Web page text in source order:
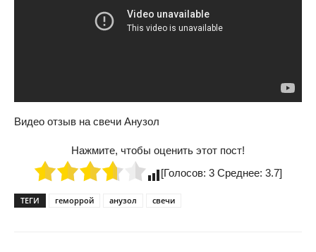
Видео отзыв на свечи Анузол
Нажмите, чтобы оценить этот пост!
[Голосов: 3 Среднее: 3.7]
ТЕГИ геморрой анузол свечи